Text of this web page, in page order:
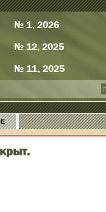
№ 1, 2026
№ 12, 2025
№ 11, 2025